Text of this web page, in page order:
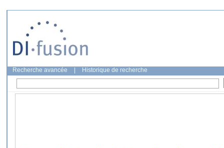
Recherche avancée Historique de recherche